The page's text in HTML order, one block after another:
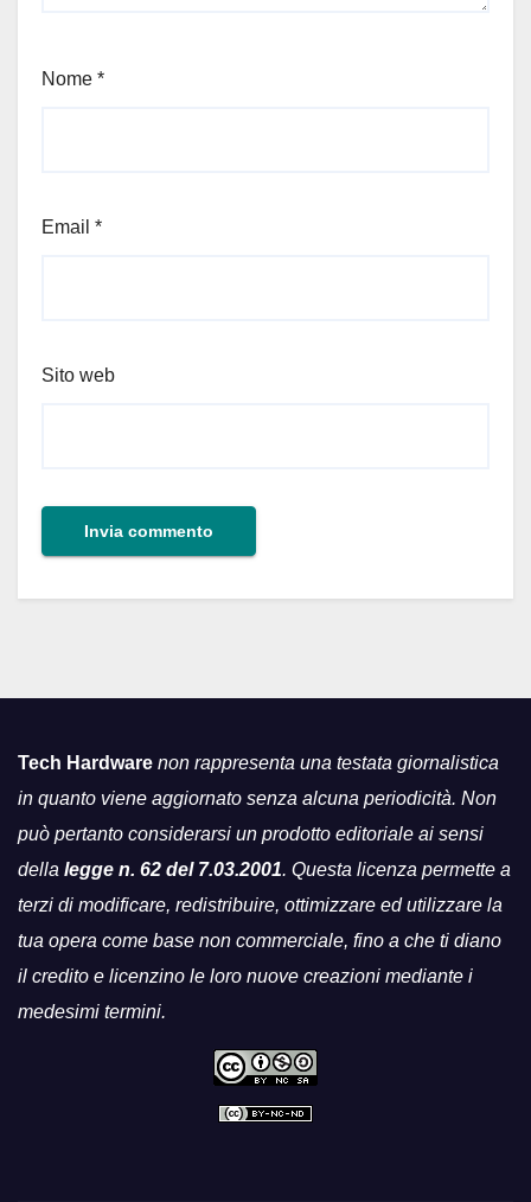
Nome *
Email *
Sito web
Tech Hardware non rappresenta una testata giornalistica
in quanto viene aggiornato senza alcuna periodicità. Non
può pertanto considerarsi un prodotto editoriale ai sensi
della legge n. 62 del 7.03.2001. Questa licenza permette a
terzi di modificare, redistribuire, ottimizzare ed utilizzare la
tua opera come base non commerciale, fino a che ti diano
il credito e licenzino le loro nuove creazioni mediante i
medesimi termini.